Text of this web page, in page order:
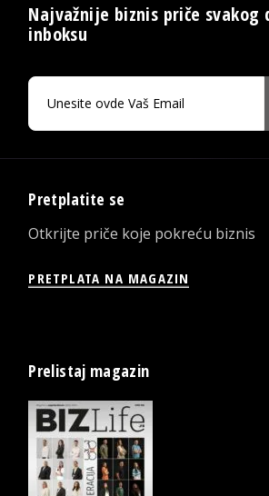
Najvažnije biznis priče svakog
inboksu
Pretplatite se
Otkrijte priče koje pokreću biznis
PRETPLATA NA MAGAZIN
Prelistaj magazin